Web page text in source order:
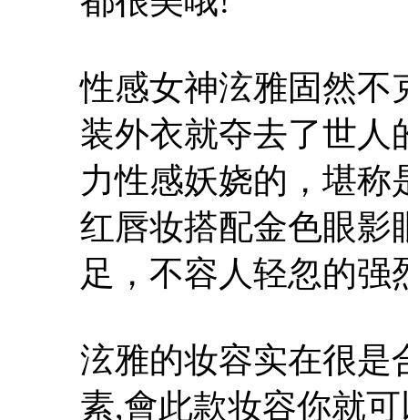
性感女神泫雅固然不
装外衣就夺去了世人
力性感妖娆的，堪称
红唇妆搭配金色眼影
足，不容人轻忽的强
泫雅的妆容实在很是
素,會此款妆容你就